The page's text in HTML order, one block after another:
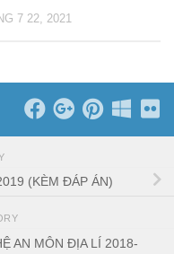
7 22, 2021
(KÈM ĐÁP ÁN)
AN MÔN ĐỊA LÍ 2018-